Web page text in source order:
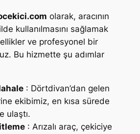
olarak, aracının
kullanılmasını sağlamak
ve profesyonel bir
Bu hizmette şu adımlar
: Dörtdivan’dan gelen
ekibimiz, en kısa sürede
ulaştı.
: Arızalı araç, çekiciye